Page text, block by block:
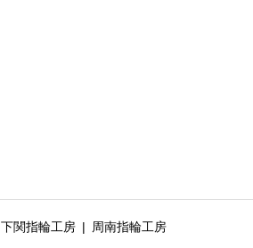
下関指輪工房 周南指輪工房